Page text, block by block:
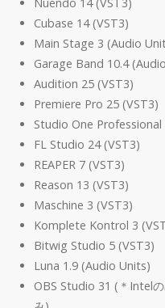
Cubase 14 (VST3)
Main Stage 3 (Audio
Garage Band 10.4
Audition 25 (VST3)
Premiere Pro 25 (VST3)
Studio One Professional
FL Studio 24 (VST3)
REAPER 7 (VST3)
Reason 13 (VST3)
Maschine 3 (VST3)
Komplete Kontrol 3
Bitwig Studio 5 (VST3)
Luna 1.9 (Audio Units)
OBS Studio 31 (＊Intel